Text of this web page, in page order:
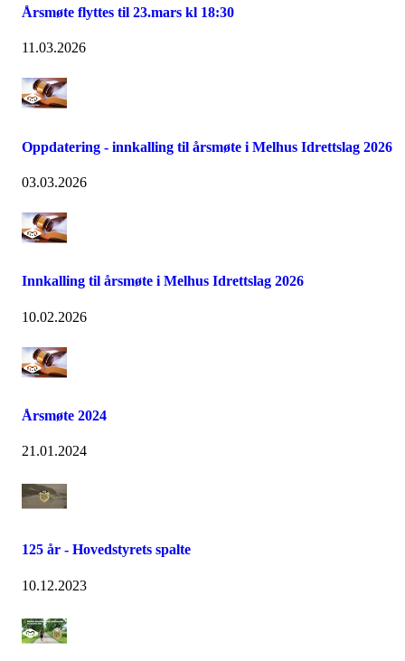
Årsmøte flyttes til 23.mars kl 18:30
11.03.2026
Oppdatering - innkalling til årsmøte i Melhus Idrettslag 2026
03.03.2026
Innkalling til årsmøte i Melhus Idrettslag 2026
10.02.2026
Årsmøte 2024
21.01.2024
125 år - Hovedstyrets spalte
10.12.2023